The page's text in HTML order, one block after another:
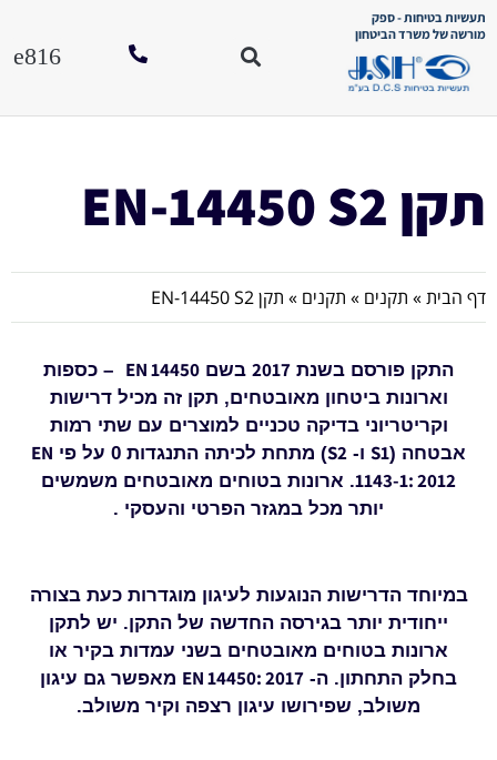
תעשיות בטיחות - ספק
מורשה של משרד הביטחון
תקן EN-14450 S2
דף הבית» תקנים » תקנים » תקן EN-14450 S2
התקן פורסם בשנת 2017 בשם EN 14450
– כספות
וארונות ביטחון מאובטחים, תקן זה מכיל דרישות
וקריטריוני בדיקה טכניים למוצרים עם שתי רמות
אבטחה (S1 ו- S2) מתחת לכיתה התנגדות 0 על פי
EN
1143-1: 2012. ארונות בטוחים מאובטחים משמשים
יותר מכל במגזר הפרטי והעסקי .
במיוחד הדרישות הנוגעות לעיגון מוגדרות כעת בצורה
ייחודית יותר בגירסה החדשה של התקן. יש לתקן
ארונות בטוחים מאובטחים בשני עמדות בקיר או
בחלק התחתון. ה- EN 14450: 2017 מאפשר גם עיגון
משולב, שפירושו עיגון רצפה וקיר משולב.